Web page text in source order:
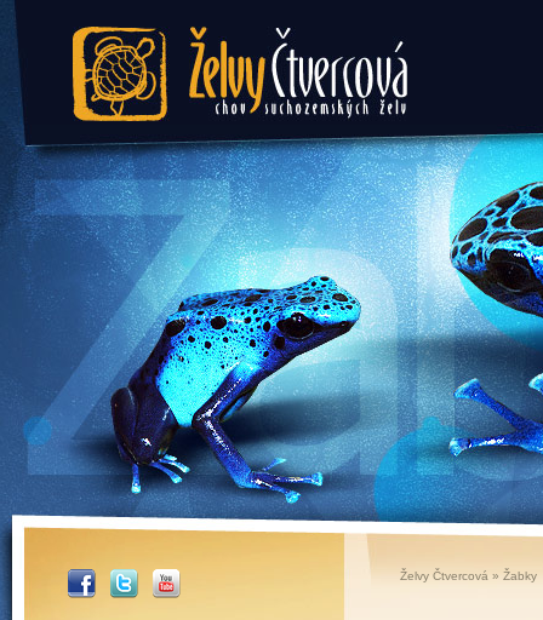
Želvy Čtvercová - chov
suchozemských želv
_FACEBOOK
_TWITTER_YOUTUBE Želvy Čtvercová » Žabky